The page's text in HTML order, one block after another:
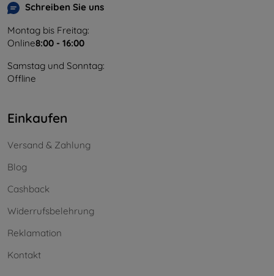
Schreiben Sie uns
Montag bis Freitag:
Online8:00 - 16:00
Samstag und Sonntag:
Offline
Einkaufen
Versand & Zahlung
Blog
Cashback
Widerrufsbelehrung
Reklamation
Kontakt